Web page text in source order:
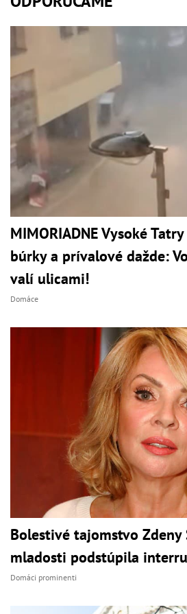
MIMORIADNE Vysoké
búrky a prívalové dažde:
valí ulicami!
Domáce
Bolestivé tajomstvo Zdeny
mladosti podstúpila
Domáci prominenti